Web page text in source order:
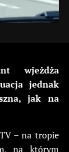
wjeżdża
jednak
jak na
– na tropie
na którym